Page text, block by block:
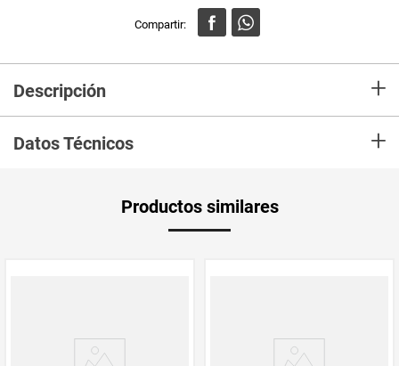
Descripción +
las uñas a la vez que las fortalece, previene manchas y ayuda a que las
uñas no se quiebren fácilmente.
Datos Técnicos +
Productos similares